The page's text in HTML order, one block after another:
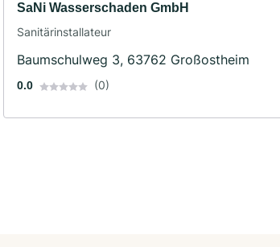
SaNi Wasserschaden GmbH
Sanitärinstallateur
Baumschulweg 3, 63762 Großostheim
0.0 (0)